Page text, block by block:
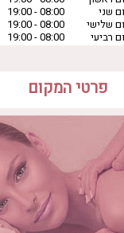
שני
08:00 - 19:00
שלישי
08:00 - 19:00
רביעי
08:00 - 19:00
פרטי המקום
• ספא זוגי
• ספא בבית מלון